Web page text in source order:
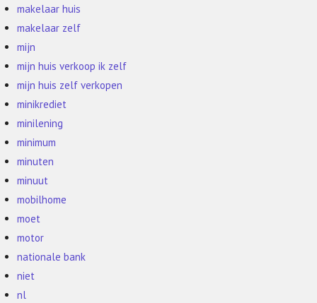
makelaar huis
makelaar zelf
mijn
mijn huis verkoop ik zelf
mijn huis zelf verkopen
minikrediet
minilening
minimum
minuten
minuut
mobilhome
moet
motor
nationale bank
niet
nl